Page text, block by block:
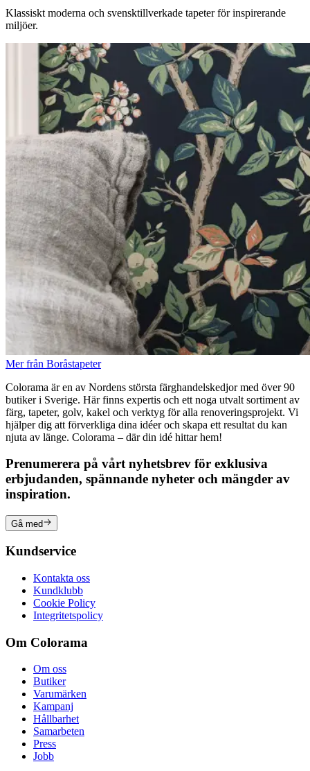
Klassiskt moderna och svensktillverkade tapeter för inspirerande
miljöer.
Mer från Boråstapeter
Colorama är en av Nordens största färghandelskedjor med över 90
butiker i Sverige. Här finns expertis och ett noga utvalt sortiment av
färg, tapeter, golv, kakel och verktyg för alla renoveringsprojekt. Vi
hjälper dig att förverkliga dina idéer och skapa ett resultat du kan
njuta av länge. Colorama – där din idé hittar hem!
Prenumerera på vårt nyhetsbrev för exklusiva
erbjudanden, spännande nyheter och mängder av
inspiration.
Gå med
Kundservice
Kontakta oss
Kundklubb
Cookie Policy
Integritetspolicy
Om Colorama
Om oss
Butiker
Varumärken
Kampanj
Hållbarhet
Samarbeten
Press
Jobb